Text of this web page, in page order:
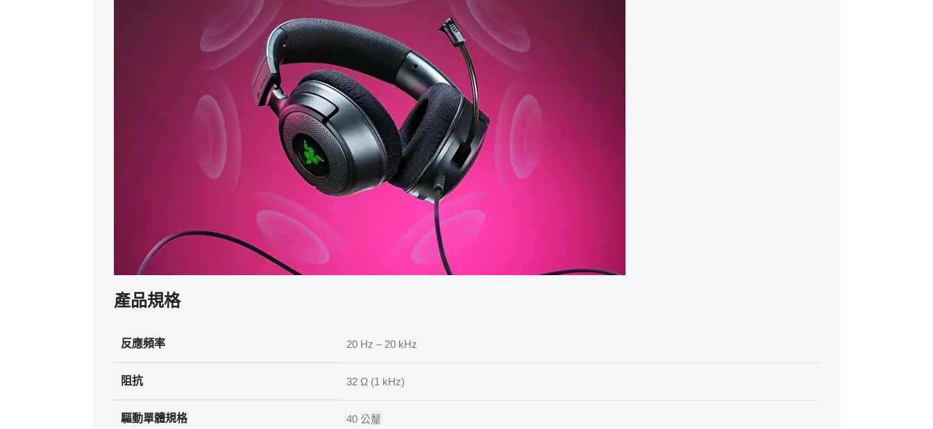
產品規格
反應頻率 20 Hz – 20 kHz
阻抗 32 Ω (1 kHz)
驅動單體規格 40 公釐